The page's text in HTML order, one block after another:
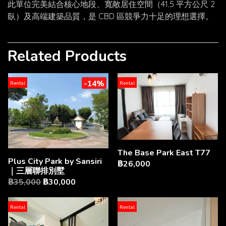
此單位完美結合核心地段、寬敞居住空間（41.5 平方公尺 2
臥）及高端建築品質，是 CBD 區競爭力十足的理想選擇。
Related Products
Rental -14%
Plus City Park by Sansiri
｜三層聯排別墅
฿35,000 ฿30,000
Rental
The Base Park East T77
฿26,000
Rental Rental